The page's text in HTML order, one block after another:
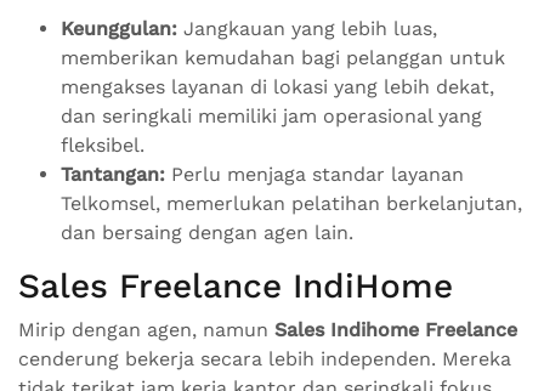
Keunggulan: Jangkauan yang lebih luas,
memberikan kemudahan bagi pelanggan untuk
mengakses layanan di lokasi yang lebih dekat,
dan seringkali memiliki jam operasional yang
fleksibel.
Tantangan: Perlu menjaga standar layanan
Telkomsel, memerlukan pelatihan berkelanjutan,
dan bersaing dengan agen lain.
Sales Freelance IndiHome
Mirip dengan agen, namun Sales Indihome Freelance
cenderung bekerja secara lebih independen. Mereka